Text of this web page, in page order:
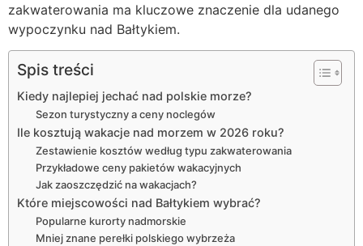
zakwaterowania ma kluczowe znaczenie dla udanego
wypoczynku nad Bałtykiem.
Spis treści
Kiedy najlepiej jechać nad polskie morze?
Sezon turystyczny a ceny noclegów
Ile kosztują wakacje nad morzem w 2026 roku?
Zestawienie kosztów według typu zakwaterowania
Przykładowe ceny pakietów wakacyjnych
Jak zaoszczędzić na wakacjach?
Które miejscowości nad Bałtykiem wybrać?
Popularne kurorty nadmorskie
Mniej znane perełki polskiego wybrzeża